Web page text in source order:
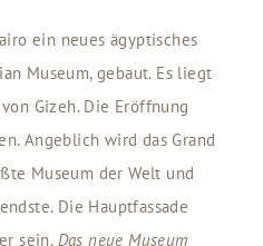
ein neues ägyptisches
Museum, gebaut. Es liegt
Gizeh. Die Eröffnung
Angeblich wird das Grand
Museum der Welt und
Die Hauptfassade
sein. Das neue Museum